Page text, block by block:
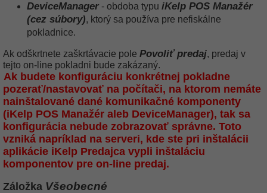
DeviceManager - obdoba typu iKelp POS Manažér
(cez súbory), ktorý sa používa pre nefiskálne
pokladnice.
Ak odškrtnete zaškrtávacie pole Povoliť predaj, predaj v
tejto on-line pokladni bude zakázaný.
Ak budete konfiguráciu konkrétnej pokladne
pozerať/nastavovať na počítači, na ktorom nemáte
nainštalované dané komunikačné komponenty
(iKelp POS Manažér aleb DeviceManager), tak sa
konfigurácia nebude zobrazovať správne. Toto
vzniká napríklad na serveri, kde ste pri inštalácii
aplikácie iKelp Predajca vypli inštaláciu
komponentov pre on-line predaj.
Záložka Všeobecné